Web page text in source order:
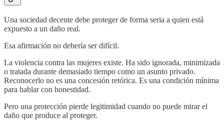
Una sociedad decente debe proteger de forma seria a quien está
expuesto a un daño real.
Esa afirmación no debería ser difícil.
La violencia contra las mujeres existe. Ha sido ignorada, minimizada
o tratada durante demasiado tiempo como un asunto privado.
Reconocerlo no es una concesión retórica. Es una condición mínima
para hablar con honestidad.
Pero una protección pierde legitimidad cuando no puede mirar el
daño que produce al proteger.